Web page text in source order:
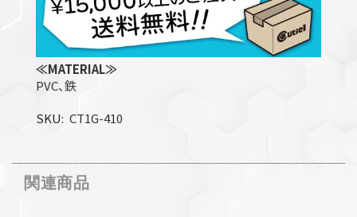
≪MATERIAL≫
PVC、鉄
SKU CT1G-410
関連商品